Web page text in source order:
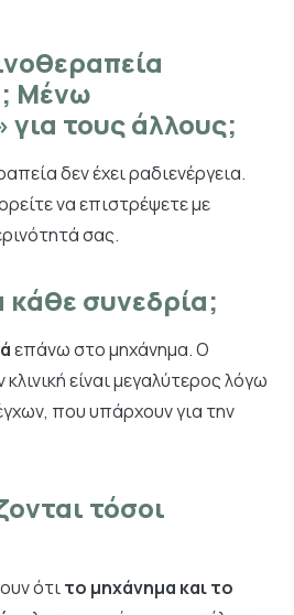
Μένω
για τους άλλους;
δεν έχει ραδιενέργεια.
να επιστρέψετε με
σας.
συνεδρία;
επάνω στο μηχάνημα. Ο
είναι μεγαλύτερος λόγω
που υπάρχουν για την
τόσοι
ότιτο μηχάνημα και το